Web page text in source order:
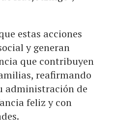
estas acciones
y generan
que contribuyen
reafirmando
administración de
feliz y con